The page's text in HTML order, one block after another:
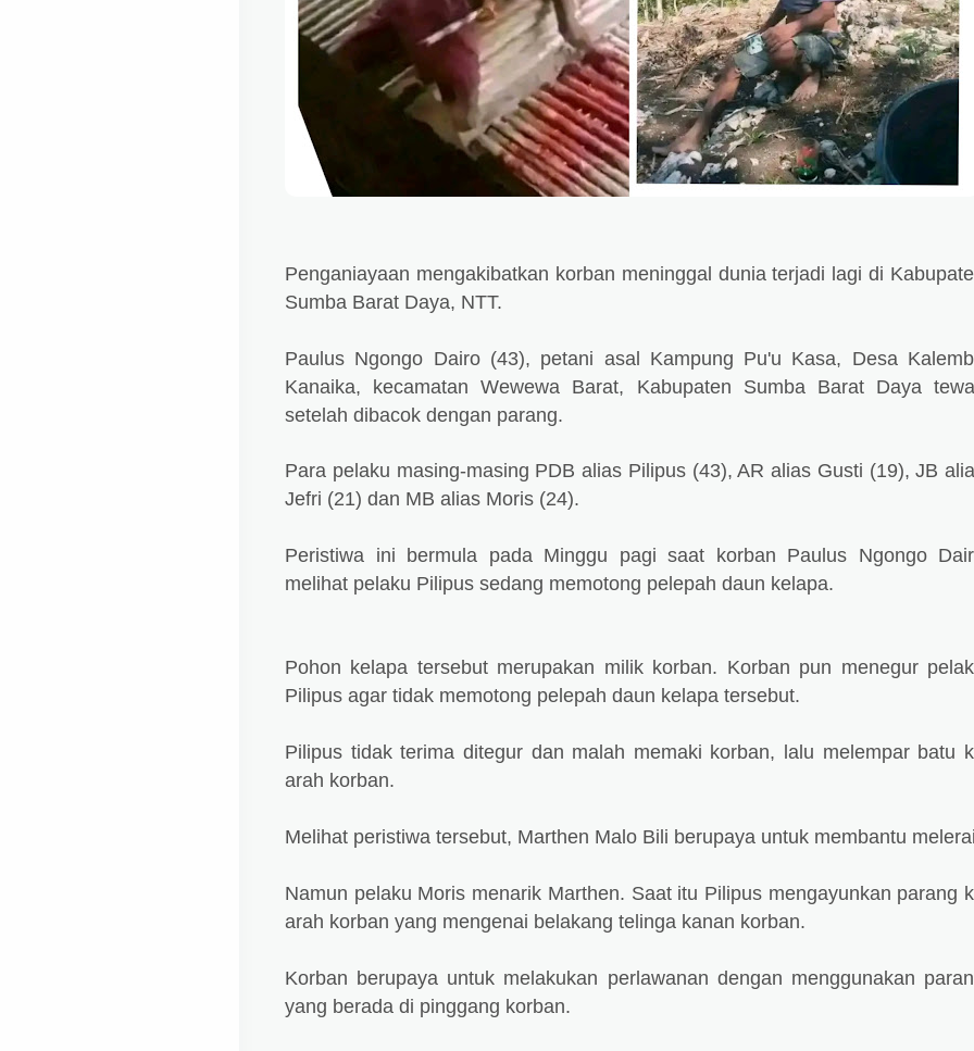
Penganiayaan mengakibatkan korban meninggal dunia terjadi lagi di
Sumba Barat Daya, NTT.
Paulus Ngongo Dairo (43), petani asal Kampung Pu'u Kasa, Desa
Kanaika, kecamatan Wewewa Barat, Kabupaten Sumba Barat Daya
setelah dibacok dengan parang.
Para pelaku masing-masing PDB alias Pilipus (43), AR alias Gusti (19), JB
Jefri (21) dan MB alias Moris (24).
Peristiwa ini bermula pada Minggu pagi saat korban Paulus Ngongo
melihat pelaku Pilipus sedang memotong pelepah daun kelapa.
Pohon kelapa tersebut merupakan milik korban. Korban pun menegur
Pilipus agar tidak memotong pelepah daun kelapa tersebut.
Pilipus tidak terima ditegur dan malah memaki korban, lalu melempar batu
arah korban.
Melihat peristiwa tersebut, Marthen Malo Bili berupaya untuk membantu
Namun pelaku Moris menarik Marthen. Saat itu Pilipus mengayunkan parang
arah korban yang mengenai belakang telinga kanan korban.
Korban berupaya untuk melakukan perlawanan dengan menggunakan
yang berada di pinggang korban.